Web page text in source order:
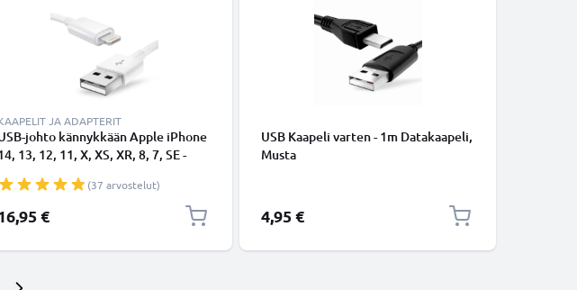
JA ADAPTERIT
johto kännykkään Apple iPhone
13, 12, 11, X, XS, XR, 8, 7, SE -
Valkoinen datakaapeli(37 arvostelut)
€
USB Kaapeli varten - 1m Datakaapeli,
Musta
4,95 €